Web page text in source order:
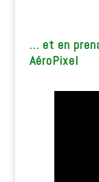
… et en
AéroPixel